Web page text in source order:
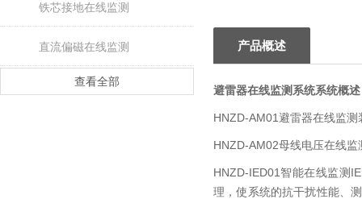
铁芯接地在线监测
直流偏磁在线监测
查看全部
产品概述
避雷器在线监测系统系统概
HNZD-AM01避雷器在线监
HNZD-AM02母线电压在线
HNZD-IED01智能在线监测
理，使系统的抗干扰性能、